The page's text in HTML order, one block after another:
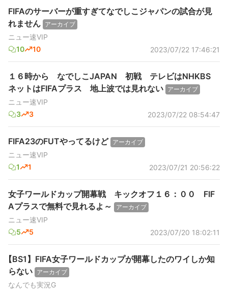
FIFAのサーバーが重すぎてなでしこジャパンの試合が見
れません アーカイブ
ニュー速VIP
10
10 2023/07/22 17:46:21
１６時から なでしこJAPAN 初戦 テレビはNHKBS
ネットはFIFAプラス 地上波では見れない アーカイブ
ニュー速VIP
3
3 2023/07/22 08:54:47
FIFA23のFUTやってるけど アーカイブ
ニュー速VIP
1
1 2023/07/21 20:56:22
女子ワールドカップ開幕戦 キックオフ１６：００ FIF
Aプラスで無料で見れるよ～
アーカイブ
ニュー速VIP
5
5 2023/07/20 18:02:11
【BS1】FIFA女子ワールドカップが開幕したのワイしか知
らない アーカイブ
なんでも実況G